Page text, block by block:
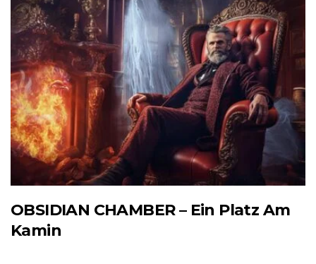
OBSIDIAN CHAMBER – Ein Platz Am
Kamin